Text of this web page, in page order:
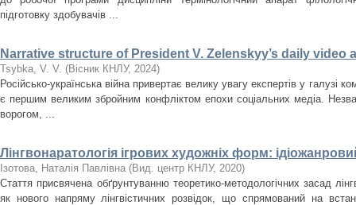
підготовку здобувачів ...
Narrative structure of President V. Zelenskyy’s daily video
Tsybka, V. V. (Вісник КНЛУ, 2024)
Російсько-українська війна привертає велику увагу експертів у галузі
є першим великим збройним конфліктом епохи соціальних медіа.
ворогом, ...
Лінгвонаратологія ігрових художніх форм:
Ізотова, Наталія Павлівна (Вид. центр КНЛУ, 2020)
Стаття присвячена обґрунтуванню теоретико-методологічних засад
як нового напряму лінгвістичних розвідок, що спрямований на